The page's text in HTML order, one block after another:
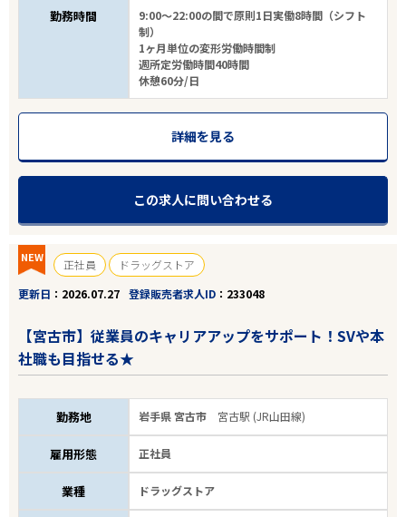
勤務時間
9:00～22:00の間で原則1日実働8時間（シフト
制）
1ヶ月単位の変形労働時間制
週所定労働時間40時間
休憩60分/日
詳細を見る
この求人に問い合わせる
NEW 正社員
ドラッグストア
更新日
2026.07.27 登録販売者求人ID 233048
【宮古市】従業員のキャリアアップをサポート！SVや本
社職も目指せる★
勤務地 岩手県 宮古市 宮古駅 (JR山田線)
雇用形態 正社員
業種 ドラッグストア